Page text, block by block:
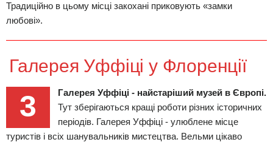
Традиційно в цьому місці закохані приковують «замки
любові».
Галерея Уффіці у Флоренції
3
Галерея Уффіці - найстаріший музей в Європі.
Тут зберігаються кращі роботи різних історичних
періодів. Галерея Уффіці - улюблене місце
туристів і всіх шанувальників мистецтва. Вельми цікаво